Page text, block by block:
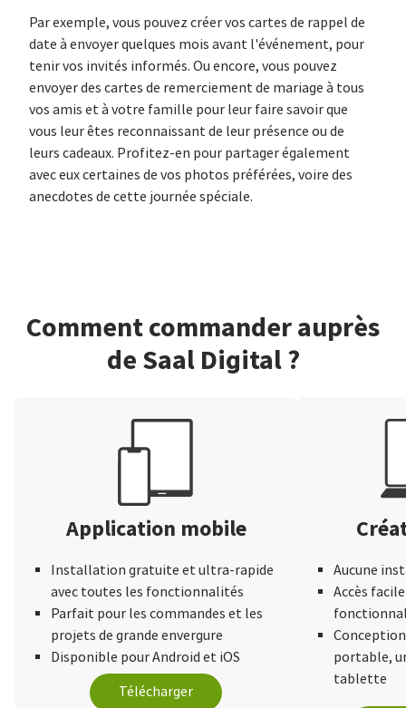
Par exemple, vous pouvez créer vos cartes de rappel de
date à envoyer quelques mois avant l'événement, pour
tenir vos invités informés. Ou encore, vous pouvez
envoyer des cartes de remerciement de mariage à tous
vos amis et à votre famille pour leur faire savoir que
vous leur êtes reconnaissant de leur présence ou de
leurs cadeaux. Profitez-en pour partager également
avec eux certaines de vos photos préférées, voire des
anecdotes de cette journée spéciale.
Comment commander auprès
de Saal Digital ?
Application mobile
Installation gratuite et ultra-rapide
avec toutes les fonctionnalités
Parfait pour les commandes et les
projets de grande envergure
Disponible pour Android et iOS
Télécharger
Aucune
Accès
portable,
tablette